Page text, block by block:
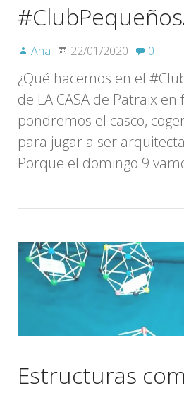
Ana 22/01/2020 0
¿Qué hacemos en el
de LA CASA de Patraix en
pondremos el casco,
para jugar a ser
Porque el domingo 9
Estructuras